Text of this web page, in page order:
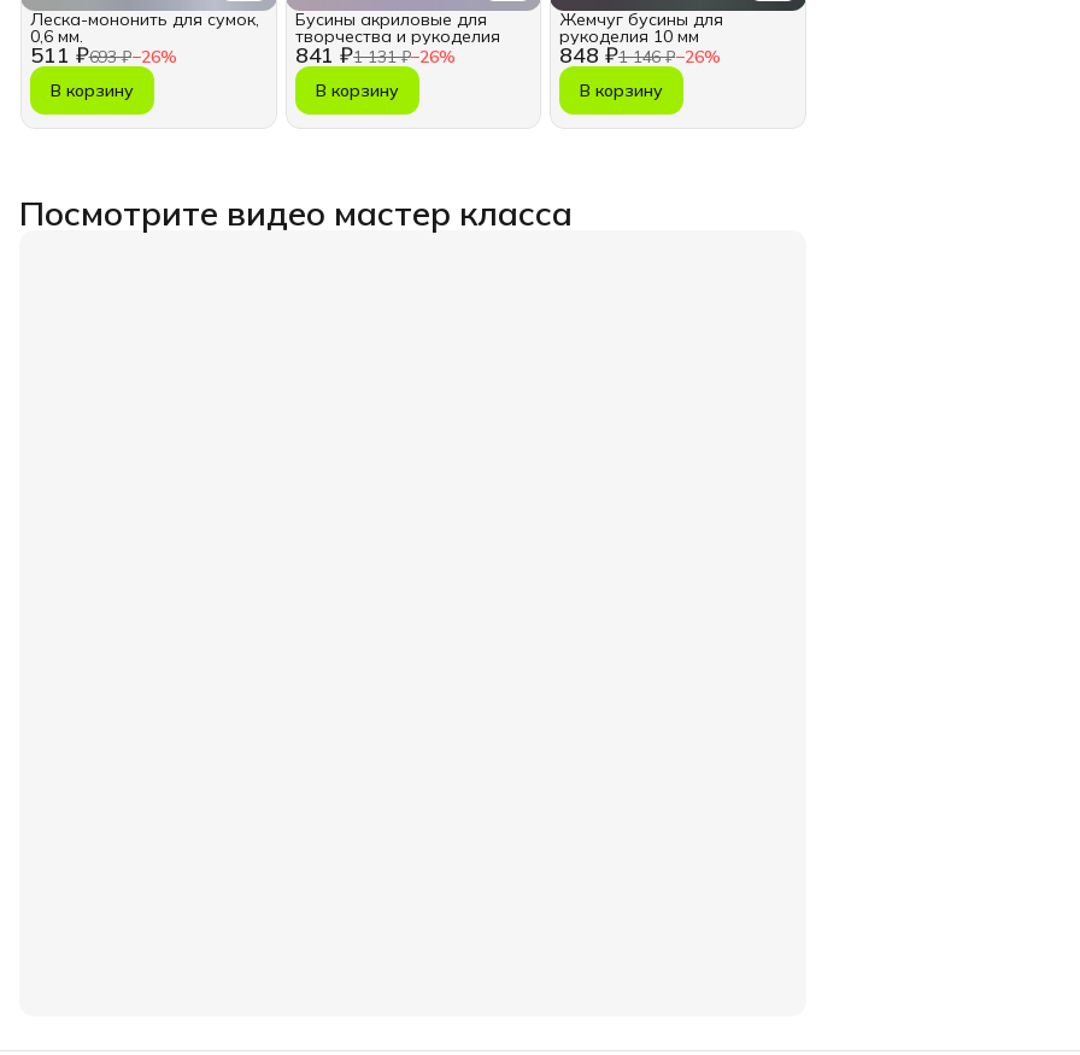
511 ₽693 ₽−26%
Леска-мононить для сумок,
0,6 мм.
В корзину
841 ₽1 131 ₽−26%
Бусины акриловые для
творчества и рукоделия
В корзину
848 ₽1 146 ₽−26%
Жемчуг бусины для
рукоделия 10 мм
В корзину
Посмотрите видео мастер класса